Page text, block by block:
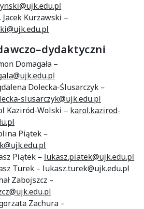
Jacek Kurzawski –
Domagała –
Dolecka-Ślusarczyk –
slusarczyk@ujk.edu.pl
Kaziród-Wolski – karol.kazirod-
Piątek –
Piątek – lukasz.piatek@ujk.edu.pl
Turek – lukasz.turek@ujk.edu.pl
Zabojszcz –
Zachura –